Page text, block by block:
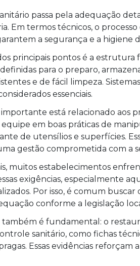
passa pela adequação
Em termos técnicos, o
a segurança e a higiene
principais pontos é a
para o preparo,
e de fácil limpeza.
essenciais.
está relacionado aos
em boas práticas de
de utensílios e superfícies.
gestão comprometida com a
muitos estabelecimentos
exigências, especialmente
Por isso, é comum
conforme a legislação
é fundamental: o
sanitário, como fichas
Essas evidências